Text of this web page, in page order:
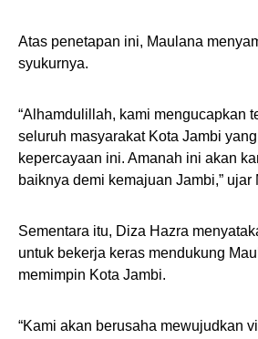
Atas penetapan ini, Maulana
syukurnya.
“Alhamdulillah, kami mengucapkan
seluruh masyarakat Kota Jambi
kepercayaan ini. Amanah ini akan
baiknya demi kemajuan Jambi,” ujar
Sementara itu, Diza Hazra
untuk bekerja keras mendukung
memimpin Kota Jambi.
“Kami akan berusaha mewujudkan